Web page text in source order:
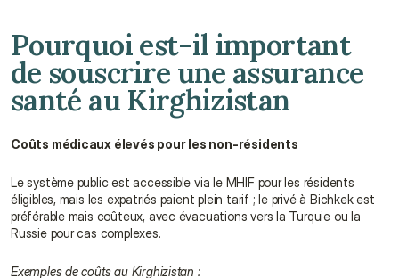
Pourquoi est-il important
de souscrire une assurance
santé au Kirghizistan
Coûts médicaux élevés pour les non-résidents
Le système public est accessible via le MHIF pour les résidents
éligibles, mais les expatriés paient plein tarif ; le privé à Bichkek est
préférable mais coûteux, avec évacuations vers la Turquie ou la
Russie pour cas complexes.
Exemples de coûts au Kirghizistan :